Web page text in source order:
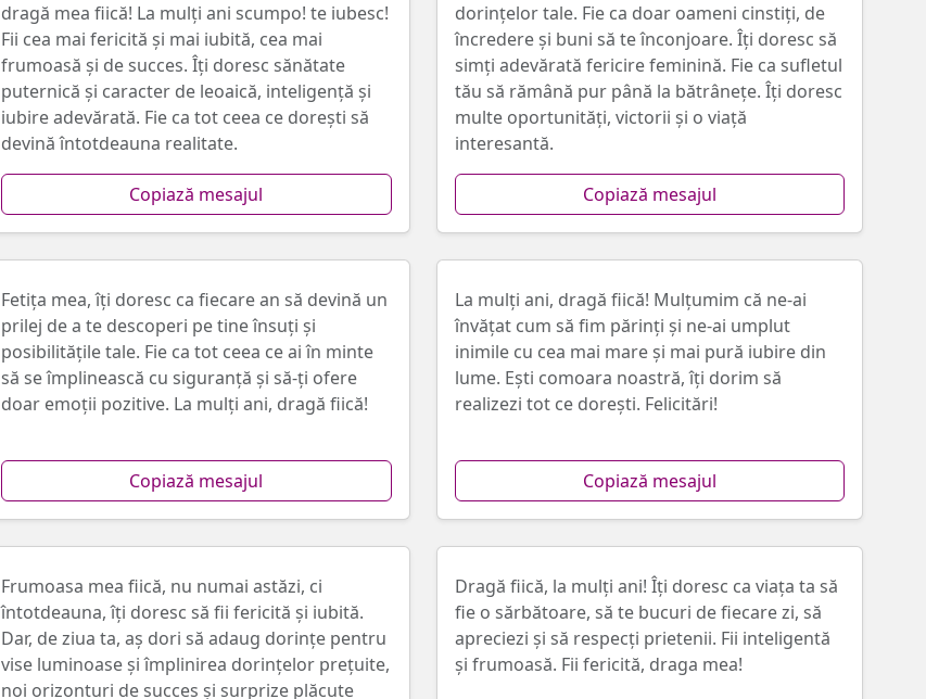
dragă mea fiică! La mulți ani scumpo! te iubesc!
Fii cea mai fericită și mai iubită, cea mai
frumoasă și de succes. Îți doresc sănătate
puternică și caracter de leoaică, inteligență și
iubire adevărată. Fie ca tot ceea ce dorești să
devină întotdeauna realitate.
Copiază mesajul
dorințelor tale. Fie ca doar oameni cinstiți, de
încredere și buni să te înconjoare. Îți doresc să
simți adevărată fericire feminină. Fie ca sufletul
tău să rămână pur până la bătrânețe. Îți doresc
multe oportunități, victorii și o viață
interesantă.
Copiază mesajul
Fetița mea, îți doresc ca fiecare an să devină un
prilej de a te descoperi pe tine însuți și
posibilitățile tale. Fie ca tot ceea ce ai în minte
să se împlinească cu siguranță și să-ți ofere
doar emoții pozitive. La mulți ani, dragă fiică!
Copiază mesajul
La mulți ani, dragă fiică! Mulțumim că ne-ai
învățat cum să fim părinți și ne-ai umplut
inimile cu cea mai mare și mai pură iubire din
lume. Ești comoara noastră, îți dorim să
realizezi tot ce dorești. Felicitări!
Copiază mesajul
Frumoasa mea fiică, nu numai astăzi, ci
întotdeauna, îți doresc să fii fericită și iubită.
Dar, de ziua ta, aș dori să adaug dorințe pentru
vise luminoase și împlinirea dorințelor prețuite,
noi orizonturi de succes și surprize plăcute
Dragă fiică, la mulți ani! Îți doresc ca viața ta să
fie o sărbătoare, să te bucuri de fiecare zi, să
apreciezi și să respecți prietenii. Fii inteligentă
și frumoasă. Fii fericită, draga mea!